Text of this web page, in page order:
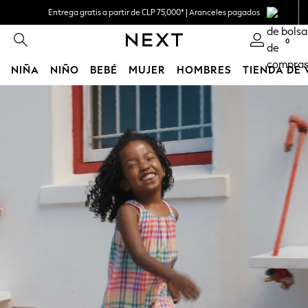
Saltar al contenido principal
Entrega gratis a partir de CLP 75,000* | Aranceles pagados
0
NIÑA NIÑO BEBÉ MUJER HOMBRES TIENDA DE
New in
New: Next
Trending: Top & Short Sets
Trending: Clogs
Toy Story
Summer Dresses
THE SET
12-14 Years